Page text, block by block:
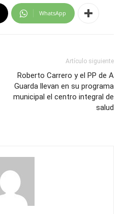
WhatsApp
Artículo siguiente
Roberto Carrero y el PP de A
Guarda llevan en su programa
municipal el centro integral de
salud